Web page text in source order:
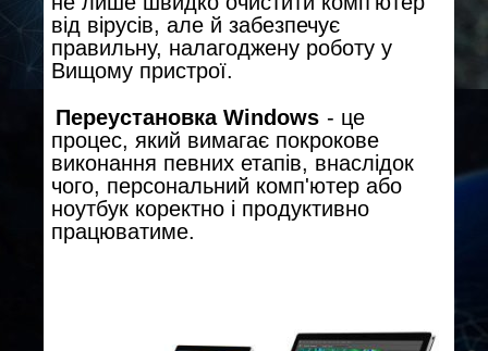
від вірусів, але й забезпечує
правильну, налагоджену роботу у
Вищому пристрої.
Переустановка Windows - це
процес, який вимагає покрокове
виконання певних етапів, внаслідок
чого, персональний комп'ютер або
ноутбук коректно і продуктивно
працюватиме.